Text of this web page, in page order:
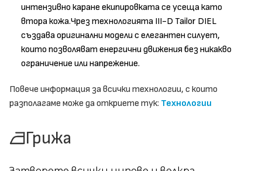
интензивно каране екипировката се усеща като
втора кожа.Чрез технологията III-D Tailor DIEL
създава оригинални модели с елегантен силует,
които позволяват енергични движения без никакво
ограничение или напрежение.
Повече информация за всички технологии, с които
разполагаме може да откриете тук: Технологии
Грижа